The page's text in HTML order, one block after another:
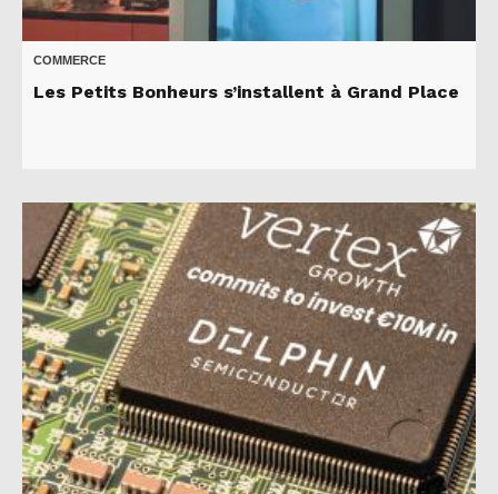
COMMERCE
Les Petits Bonheurs s’installent à Grand Place